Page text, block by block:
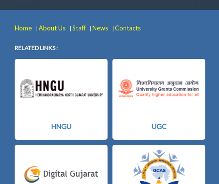
Home | About Us | Staff | News | Contacts
RELATED LINKS :
HNGU UGC